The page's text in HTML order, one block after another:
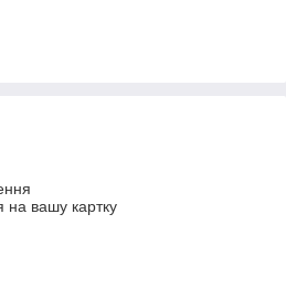
на вашу картку